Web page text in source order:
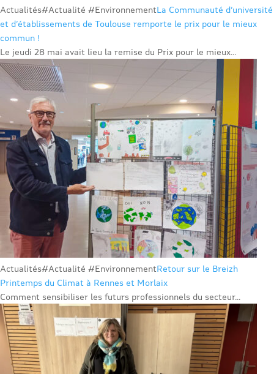
Actualités#Actualité #EnvironnementLa Communauté d’université
et d’établissements de Toulouse remporte le prix pour le mieux
commun !
Le jeudi 28 mai avait lieu la remise du Prix pour le mieux...
Actualités#Actualité #EnvironnementRetour sur le Breizh
Printemps du Climat à Rennes et Morlaix
Comment sensibiliser les futurs professionnels du secteur...